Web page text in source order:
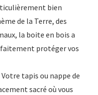
bien
de la Terre, des
la boite en bois a
protéger vos
Votre tapis ou nappe de
sacré où vous